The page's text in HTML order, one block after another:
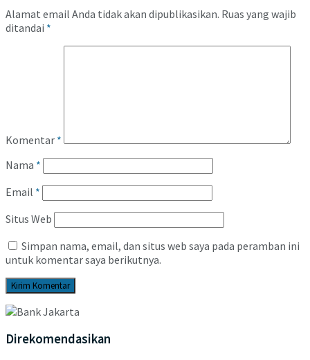
Alamat email Anda tidak akan dipublikasikan. Ruas yang wajib
ditandai *
Komentar *
Nama *
Email *
Situs Web
Simpan nama, email, dan situs web saya pada peramban ini
untuk komentar saya berikutnya.
Direkomendasikan